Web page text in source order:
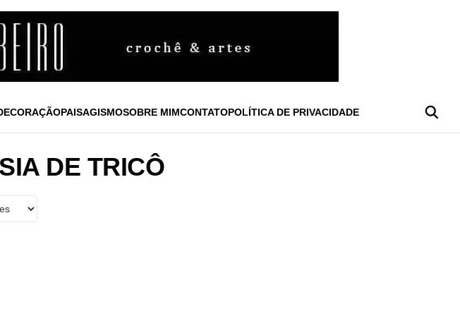
PAISAGISMOSOBRE MIMCONTATOPOLÍTICA DE PRIVACIDADE
DE TRICÔ